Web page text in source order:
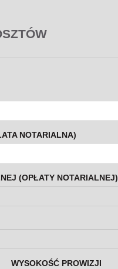
NOTARIALNA)
(OPŁATY NOTARIALNEJ)
WYSOKOŚĆ PROWIZJI